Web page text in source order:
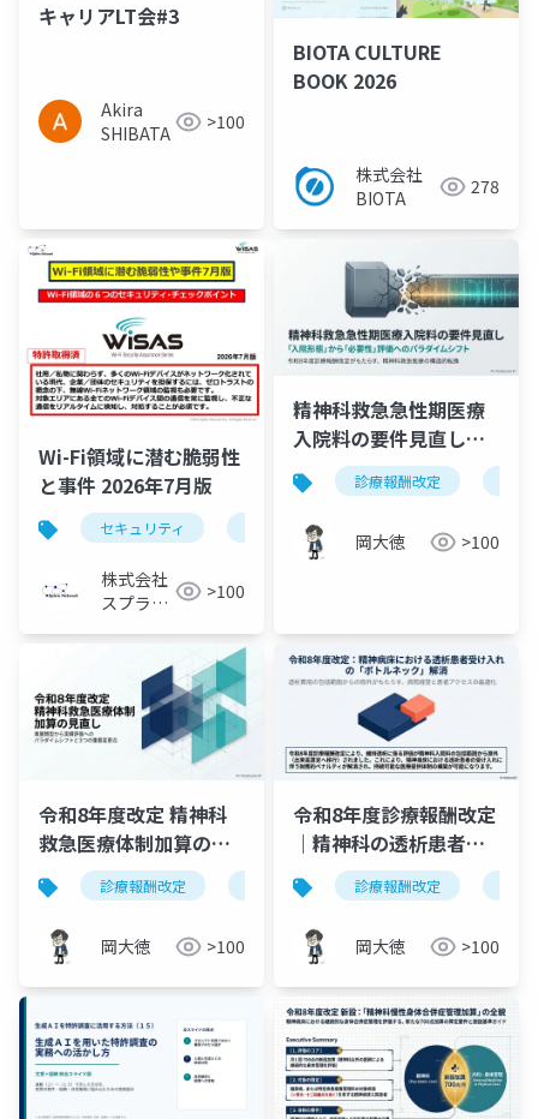
キャリアLT会#3
Akira
SHIBATA
>100
BIOTA CULTURE
BOOK 2026
株式会社
BIOTA
278
Wi-Fi領域に潜む脆弱性
と事件 2026年7月版
セキュリティ wi-fi領域に潜む脆弱性と事件
株式会社
スプライ
>100
精神科救急急性期医療
入院料の要件見直し｜
「入院形態」から「必
要性」評価へ【令和8年
度診療報酬改定】
診療報酬改定
岡大徳 >100
令和8年度改定 精神科
救急医療体制加算の見
直し｜3つの重要変更点
診療報酬改定 精神科救急医療体制加算 救急受入
岡大徳 >100
令和8年度診療報酬改定
｜精神科の透析患者受
け入れを阻む包括評価
の見直し
診療報酬改定
岡大徳 >100